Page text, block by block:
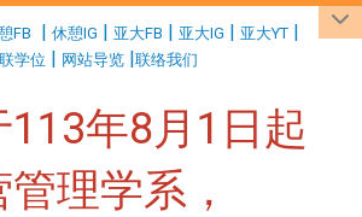
FB | 休憩IG | 亚大FB | 亚大IG | 亚大YT |
学位 | 网站导览 |联络我们
年8月1日起
理学系，